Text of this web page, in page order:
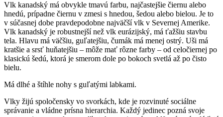
Vlk kanadský má obvykle tmavú farbu, najčastejšie čiernu alebo
hnedú, prípadne čiernu v zmesi s hnedou, šedou alebo bielou. Je to
v súčasnej dobe pravdepodobne najväčší vlk v Severnej Amerike.
Vlk kanadský je robustnejší než vlk eurázijský, má ťažšiu stavbu
tela. Hlavu má väčšiu, guľatejšiu, čumák má menej ostrý. Uši má
kratšie a srsť huňatejšiu – môže mať rôzne farby – od celočiernej po
klasickú šedú, ktorá je smerom dole po bokoch svetlá až po čisto
bielu.
Má dlhé a štíhle nohy s guľatými labkami.
Vlky žijú spoločensky vo svorkách, kde je rozvinuté sociálne
správanie a vládne prísna hierarchia. Každý jedinec pozná svoje